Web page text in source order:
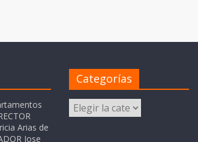
Arias de
Jose
Categorías
Categorías